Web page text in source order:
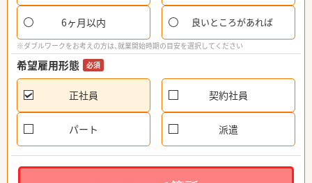
6ヶ月以内 良いところがあれば
※ダブルワークをお考えの方は、就業開始時期の目安を選択してください
希望雇用形態 必須
正社員 契約社員
パート 派遣